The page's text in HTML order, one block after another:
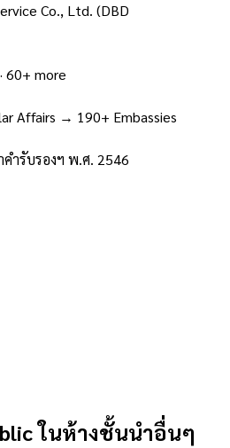
Co., Ltd. (DBD
· 60+ more
Affairs → 190+ Embassies
ำรับรองฯ พ.ศ. 2546
ในห้างชั้นนำอื่นๆ